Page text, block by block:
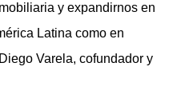
y expandirnos en
Latina como en
Varela, cofundador y